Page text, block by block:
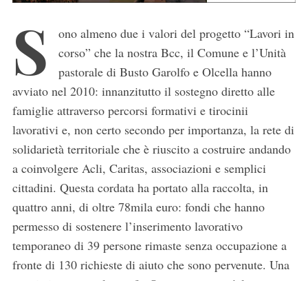
S
ono almeno due i valori del progetto “Lavori in
corso” che la nostra Bcc, il Comune e l’Unità
pastorale di Busto Garolfo e Olcella hanno
avviato nel 2010: innanzitutto il sostegno diretto alle
famiglie attraverso percorsi formativi e tirocinii
lavorativi e, non certo secondo per importanza, la rete di
solidarietà territoriale che è riuscito a costruire andando
a coinvolgere Acli, Caritas, associazioni e semplici
cittadini. Questa cordata ha portato alla raccolta, in
quattro anni, di oltre 78mila euro: fondi che hanno
permesso di sostenere l’inserimento lavorativo
temporaneo di 39 persone rimaste senza occupazione a
fronte di 130 richieste di aiuto che sono pervenute. Una